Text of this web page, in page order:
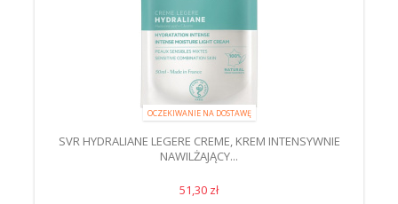
OCZEKIWANIE NA DOSTAWĘ
SVR HYDRALIANE LEGERE CREME, KREM INTENSYWNIE
NAWILŻAJĄCY...
51,30 zł